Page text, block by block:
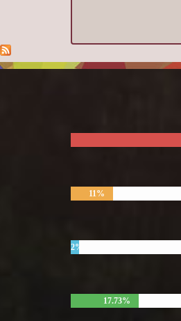
11%
2%
17.73%